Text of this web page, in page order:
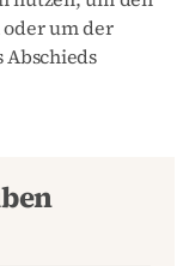
um der
Abschieds